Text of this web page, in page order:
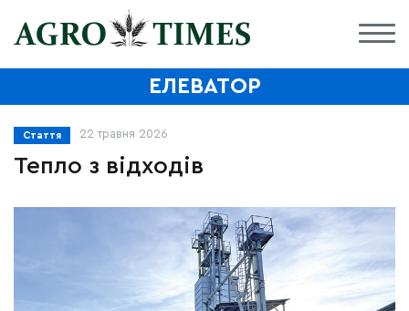
ЕЛЕВАТОР
Стаття 22 травня 2026
Тепло з відходів